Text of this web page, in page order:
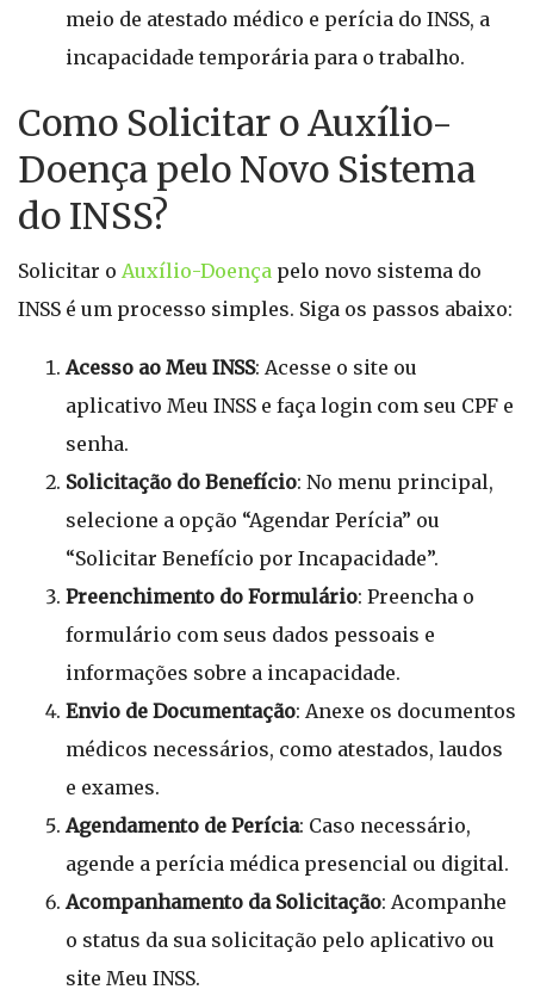
meio de atestado médico e perícia do INSS, a
incapacidade temporária para o trabalho.
Como Solicitar o Auxílio-
Doença pelo Novo Sistema
do INSS?
Solicitar o Auxílio-Doença pelo novo sistema do
INSS é um processo simples. Siga os passos abaixo:
Acesso ao Meu INSS: Acesse o site ou
aplicativo Meu INSS e faça login com seu CPF e
senha.
Solicitação do Benefício: No menu principal,
selecione a opção “Agendar Perícia” ou
“Solicitar Benefício por Incapacidade”.
Preenchimento do Formulário: Preencha o
formulário com seus dados pessoais e
informações sobre a incapacidade.
Envio de Documentação: Anexe os documentos
médicos necessários, como atestados, laudos
e exames.
Agendamento de Perícia: Caso necessário,
agende a perícia médica presencial ou digital.
Acompanhamento da Solicitação: Acompanhe
o status da sua solicitação pelo aplicativo ou
site Meu INSS.